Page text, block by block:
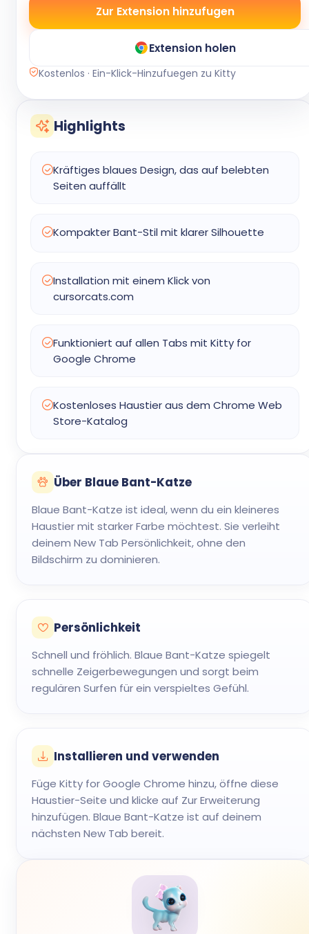
Zur Extension hinzufugen
Extension holen
Kostenlos · Ein-Klick-Hinzufuegen zu Kitty
Highlights
Kräftiges blaues Design, das auf belebten
Seiten auffällt
Kompakter Bant-Stil mit klarer Silhouette
Installation mit einem Klick von
cursorcats.com
Funktioniert auf allen Tabs mit Kitty for
Google Chrome
Kostenloses Haustier aus dem Chrome Web
Store-Katalog
Über Blaue Bant-Katze
Blaue Bant-Katze ist ideal, wenn du ein kleineres
Haustier mit starker Farbe möchtest. Sie verleiht
deinem New Tab Persönlichkeit, ohne den
Bildschirm zu dominieren.
Persönlichkeit
Schnell und fröhlich. Blaue Bant-Katze spiegelt
schnelle Zeigerbewegungen und sorgt beim
regulären Surfen für ein verspieltes Gefühl.
Installieren und verwenden
Füge Kitty for Google Chrome hinzu, öffne diese
Haustier-Seite und klicke auf Zur Erweiterung
hinzufügen. Blaue Bant-Katze ist auf deinem
nächsten New Tab bereit.